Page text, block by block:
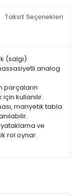
Taksit Seçenekleri
(salgı)
analog
parçaların
kullanılır.
manyetik tabla
ve
rol oynar.